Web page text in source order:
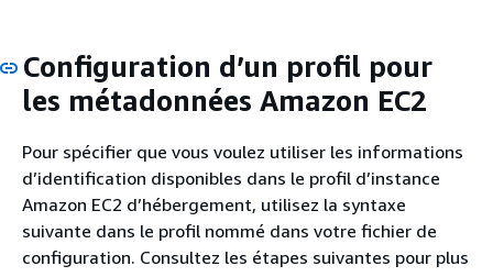
Configuration d’un profil pour
les métadonnées Amazon EC2
Pour spécifier que vous voulez utiliser les informations
d’identification disponibles dans le profil d’instance
Amazon EC2 d’hébergement, utilisez la syntaxe
suivante dans le profil nommé dans votre fichier de
configuration. Consultez les étapes suivantes pour plus